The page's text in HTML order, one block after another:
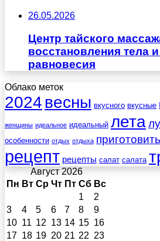
26.05.2026
Центр тайского
восстановления тела
равновесия
Облако меток
2024 весны вкусного вкусные
женщины идеальное идеальный лета
особенности отдых отдыха приготовить
рецепт рецепты салат салата
Август 2026
Пн Вт Ср Чт Пт Сб Вс
1
2
3
4 5 6 7 8
9
10 11 12 13 14 15 16
17 18 19 20 21 22 23